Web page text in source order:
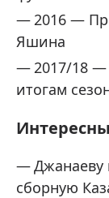
2016 —
Яшина
2017/18
итогам
Джанаеву
сборную